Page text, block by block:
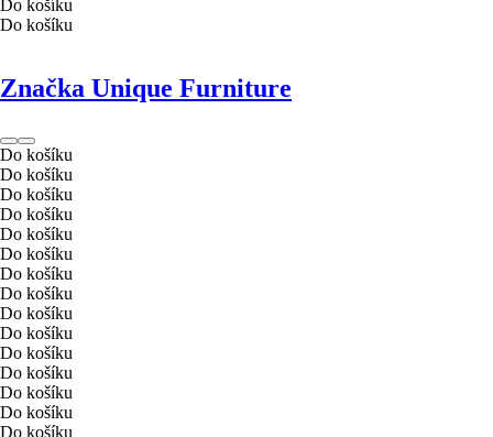
Do košíku
Do košíku
Značka Unique Furniture
Do košíku
Do košíku
Do košíku
Do košíku
Do košíku
Do košíku
Do košíku
Do košíku
Do košíku
Do košíku
Do košíku
Do košíku
Do košíku
Do košíku
Do košíku